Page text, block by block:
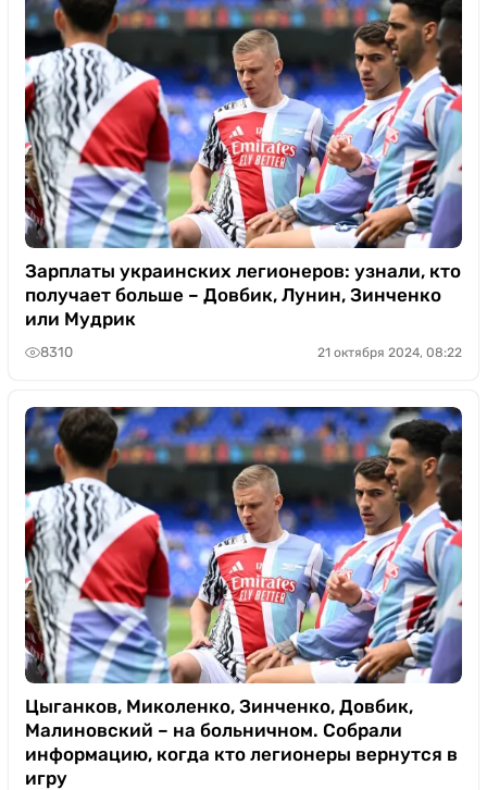
Зарплаты украинских легионеров: узнали, кто
получает больше – Довбик, Лунин, Зинченко
или Мудрик
8310 21 октября 2024, 08:22
Цыганков, Миколенко, Зинченко, Довбик,
Малиновский – на больничном. Собрали
информацию, когда кто легионеры вернутся в
игру